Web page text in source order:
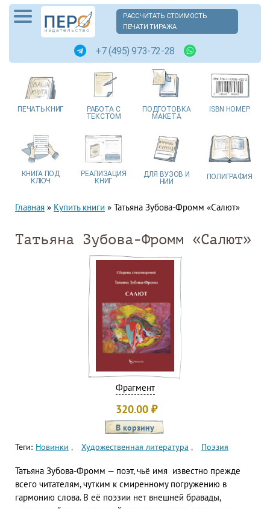
РАССЧИТАТЬ СТОИМОСТЬ
ПЕЧАТИ ТИРАЖА
+7 (495) 973-72-28
ПЕЧАТЬ КНИГ РАБОТА С
ТЕКСТОМ
ПОДГОТОВКА
МАКЕТА
ISBN НОМЕР
КНИГА ПОД
КЛЮЧ
РЕАЛИЗАЦИЯ
КНИГ
ДЛЯ ВУЗОВ И
НИИ
ПОЛИГРАФИЯ
Главная » Купить книги » Татьяна Зубова-Фромм «Салют»
Татьяна Зубова-Фромм «Салют»
Фрагмент
320.00 ₽
Теги: Новинки Художественная литература Поэзия
Татьяна Зубова-Фромм — поэт, чьё имя известно прежде
всего читателям, чутким к смиренному погружению в
гармонию слова. В её поэзии нет внешней бравады,